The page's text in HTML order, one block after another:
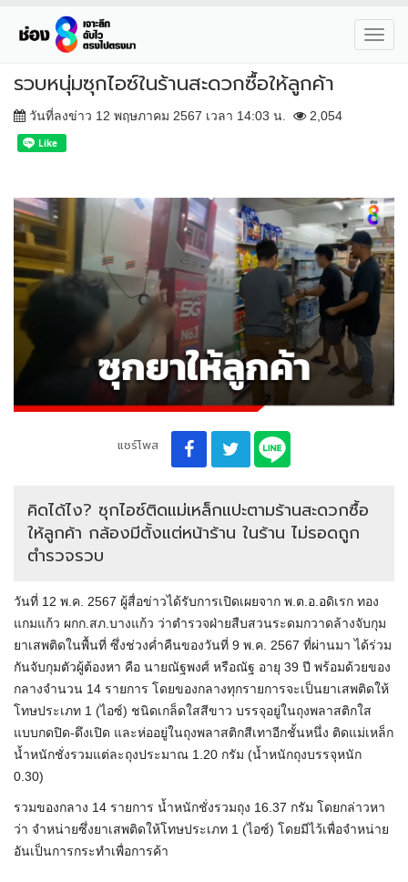
รวบหนุ่มซุกไอซ์ในร้านสะดวกซื้อให้ลูกค้า
วันที่ลงข่าว 12 พฤษภาคม 2567 เวลา 14:03 น. 2,054
แชร์โพส
คิดได้ไง? ซุกไอซ์ติดแม่เหล็กแปะตามร้านสะดวกซื้อ
ให้ลูกค้า กล้องมีตั้งแต่หน้าร้าน ในร้าน ไม่รอดถูก
ตำรวจรวบ
วันที่ 12 พ.ค. 2567 ผู้สื่อข่าวได้รับการเปิดเผยจาก พ.ต.อ.อดิเรก ทอง
แกมแก้ว ผกก.สภ.บางแก้ว ว่าตำรวจฝ่ายสืบสวนระดมกวาดล้างจับกุม
ยาเสพติดในพื้นที่ ซึ่งช่วงค่ำคืนของวันที่ 9 พ.ค. 2567 ที่ผ่านมา ได้ร่วม
กันจับกุมตัวผู้ต้องหา คือ นายณัฐพงศ์ หรือณัฐ อายุ 39 ปี พร้อมด้วยของ
กลางจำนวน 14 รายการ โดยของกลางทุกรายการจะเป็นยาเสพติดให้
โทษประเภท 1 (ไอซ์) ชนิดเกล็ดใสสีขาว บรรจุอยู่ในถุงพลาสติกใส
แบบกดปิด-ดึงเปิด และห่ออยู่ในถุงพลาสติกสีเทาอีกชั้นหนึ่ง ติดแม่เหล็ก
น้ำหนักชั่งรวมแต่ละถุงประมาณ 1.20 กรัม (น้ำหนักถุงบรรจุหนัก
0.30)
รวมของกลาง 14 รายการ น้ำหนักชั่งรวมถุง 16.37 กรัม โดยกล่าวหา
ว่า จำหน่ายซึ่งยาเสพติดให้โทษประเภท 1 (ไอซ์) โดยมีไว้เพื่อจำหน่าย
อันเป็นการกระทำเพื่อการค้า